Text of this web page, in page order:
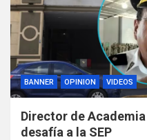
BANNER OPINION VIDEOS
Director de
desafía a la SEP